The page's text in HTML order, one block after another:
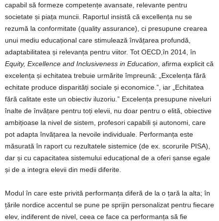
capabil să formeze competențe avansate, relevante pentru
societate și piața muncii. Raportul insistă că excellența nu se
rezumă la conformitate (quality assurance), ci presupune crearea
unui mediu educațional care stimulează învățarea profundă,
adaptabilitatea și relevanța pentru viitor. Tot OECD,în 2014, în
Equity, Excellence and Inclusiveness in Education , afirma explicit că
excelența și echitatea trebuie urmărite împreună: „Excelența fără
echitate produce disparități sociale și economice.”, iar „Echitatea
fără calitate este un obiectiv iluzoriu.” Excelența presupune niveluri
înalte de învățare pentru toți elevii, nu doar pentru o elită, obiective
ambițioase la nivel de sistem, profesori capabili și autonomi, care
pot adapta învățarea la nevoile individuale. Performanța este
măsurată în raport cu rezultatele sistemice (de ex. scorurile PISA),
dar și cu capacitatea sistemului educațional de a oferi șanse egale
și de a integra elevii din medii diferite.
Modul în care este privită performanța diferă de la o țară la alta; în
țările nordice accentul se pune pe sprijin personalizat pentru fiecare
elev, indiferent de nivel, ceea ce face ca performanța să fie